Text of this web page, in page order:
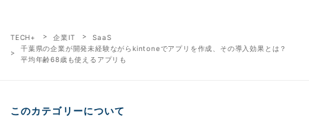
TECH+ 企業IT
SaaS
千葉県の企業が開発未経験ながらkintoneでアプリを作成、その導入効果とは？
平均年齢68歳も使えるアプリも
このカテゴリーについて